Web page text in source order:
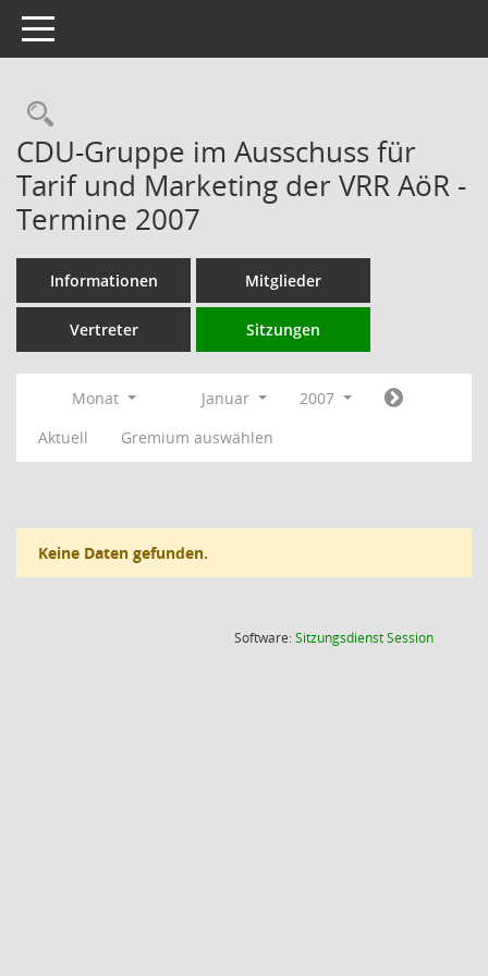
Toggle navigation
Rechercheauswahl
CDU-Gruppe im Ausschuss für
Tarif und Marketing der VRR AöR -
Termine 2007
Informationen Mitglieder
Vertreter Sitzungen
Monat Januar
2007
Aktuell
Gremium auswählen
Keine Daten gefunden.
Software:SitzungsdienstSession(Wird in